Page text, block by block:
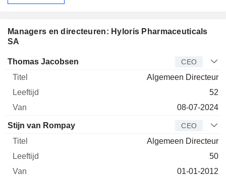
Managers en directeuren: Hyloris Pharmaceuticals
SA
Bedrijfsleider Titel
Thomas Jacobsen CEO
Algemeen Directeur
52
08-07-2024
Stijn van Rompay CEO
Algemeen Directeur
50
01-01-2012